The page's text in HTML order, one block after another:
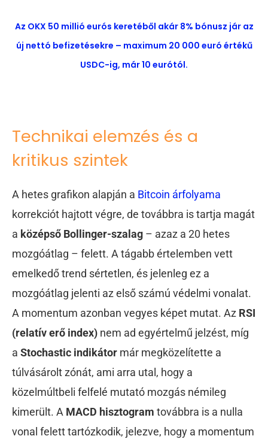
Az OKX 50 millió eurós keretéből akár 8% bónusz jár az
új nettó befizetésekre – maximum 20 000 euró értékű
USDC-ig, már 10 eurótól.
Technikai elemzés és a
kritikus szintek
A hetes grafikon alapján a Bitcoin árfolyama
korrekciót hajtott végre, de továbbra is tartja magát
a középső Bollinger-szalag – azaz a 20 hetes
mozgóátlag – felett. A tágabb értelemben vett
emelkedő trend sértetlen, és jelenleg ez a
mozgóátlag jelenti az első számú védelmi vonalat.
A momentum azonban vegyes képet mutat. Az RSI
(relatív erő index) nem ad egyértelmű jelzést, míg
a Stochastic indikátor már megközelítette a
túlvásárolt zónát, ami arra utal, hogy a
közelmúltbeli felfelé mutató mozgás némileg
kimerült. A MACD hisztogram továbbra is a nulla
vonal felett tartózkodik, jelezve, hogy a momentum